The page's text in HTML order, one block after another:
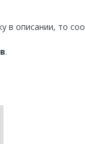
в описании, то
.